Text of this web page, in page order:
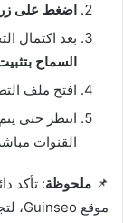
اضغط على زر
بعد اكتمال
السماح
افتح ملف
انتظر حتى
القنوات
📌 ملحوظة: تأكد
موقع Guinseo، لتجنب تنزيل إصدارات غير آمنة.